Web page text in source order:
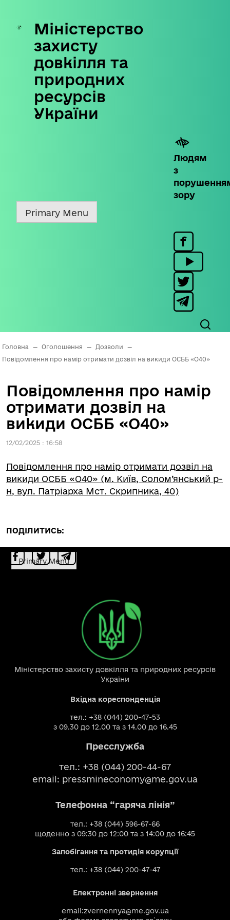
Skip
content
Міністерство
захисту
довкілля та
природних
ресурсів
України
Людям
з
зору
Primary Menu
Головна — Оголошення — Дозволи
—
Повідомлення про намір отримати дозвіл на викиди ОСББ «О40»
Повідомлення про намір
отримати дозвіл на
викиди ОСББ «О40»
12/02/2025 : 16:58
Повідомлення про намір отримати дозвіл на
викиди ОСББ «О40» (м. Київ, Солом’янський р-
н, вул. Патріарха Мст. Скрипника, 40)
ПОДІЛИТИСЬ:
Primary Menu
Міністерство захисту довкілля та природних ресурсів
України
Вхідна кореспонденція
тел.: +38 (044) 200-47-53
з 09.30 до 12.00 та з 14.00 до 16.45
Пресслужба
тел.: +38 (044) 200-44-67
email: pressmineconomy@me.gov.ua
Телефонна “гаряча лінія”
тел.: +38 (044) 596-67-66
щоденно з 09:30 до 12:00 та з 14:00 до 16:45
Запобігання та протидія корупції
тел.: +38 (044) 200-47-47
Електронні звернення
email:zvernennya@me.gov.ua